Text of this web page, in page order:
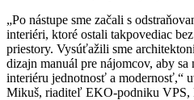
„Po nástupe sme začali s
interiéri, ktoré ostali takpovediac
priestory. Vysúťažili sme
dizajn manuál pre nájomcov, aby
interiéru jednotnosť a modernosť,“
Mikuš, riaditeľ EKO-podniku VPS,